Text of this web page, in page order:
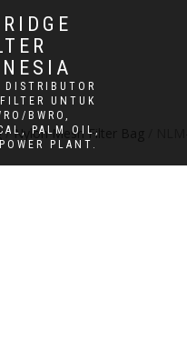
DISTRIBUTOR
UNTUK
BWRO,
PALM OIL,
PLANT.
/Nylon Mesh Filter Bag